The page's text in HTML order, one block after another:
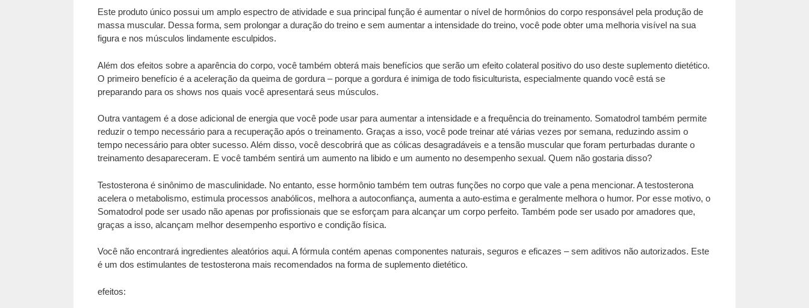
Este produto único possui um amplo espectro de atividade e sua principal função é aumentar o nível de hormônios do corpo responsável pela produção de
massa muscular. Dessa forma, sem prolongar a duração do treino e sem aumentar a intensidade do treino, você pode obter uma melhoria visível na sua
figura e nos músculos lindamente esculpidos.
Além dos efeitos sobre a aparência do corpo, você também obterá mais benefícios que serão um efeito colateral positivo do uso deste suplemento dietético.
O primeiro benefício é a aceleração da queima de gordura – porque a gordura é inimiga de todo fisiculturista, especialmente quando você está se
preparando para os shows nos quais você apresentará seus músculos.
Outra vantagem é a dose adicional de energia que você pode usar para aumentar a intensidade e a frequência do treinamento. Somatodrol também permite
reduzir o tempo necessário para a recuperação após o treinamento. Graças a isso, você pode treinar até várias vezes por semana, reduzindo assim o
tempo necessário para obter sucesso. Além disso, você descobrirá que as cólicas desagradáveis ​​e a tensão muscular que foram perturbadas durante o
treinamento desapareceram. E você também sentirá um aumento na libido e um aumento no desempenho sexual. Quem não gostaria disso?
Testosterona é sinônimo de masculinidade. No entanto, esse hormônio também tem outras funções no corpo que vale a pena mencionar. A testosterona
acelera o metabolismo, estimula processos anabólicos, melhora a autoconfiança, aumenta a auto-estima e geralmente melhora o humor. Por esse motivo, o
Somatodrol pode ser usado não apenas por profissionais que se esforçam para alcançar um corpo perfeito. Também pode ser usado por amadores que,
graças a isso, alcançam melhor desempenho esportivo e condição física.
Você não encontrará ingredientes aleatórios aqui. A fórmula contém apenas componentes naturais, seguros e eficazes – sem aditivos não autorizados. Este
é um dos estimulantes de testosterona mais recomendados na forma de suplemento dietético.
efeitos: